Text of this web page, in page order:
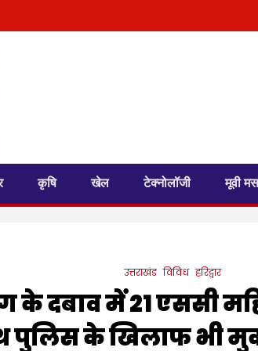
कृषि खेल टेक्नोलॉजी मूवी
उत्तराखंड विविध हरिद्वार
के दबाव में 21 एससी
पुलिस के खिलाफ भी